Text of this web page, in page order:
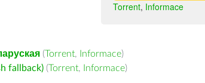
Torrent, Informace
(Torrent, Informace)
fallback) (Torrent, Informace)